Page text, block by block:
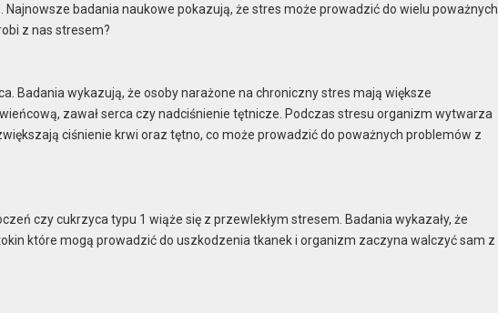
badania naukowe pokazują, że stres może prowadzić do wielu poważnych
z nas stresem?
Badania wykazują, że osoby narażone na chroniczny stres mają większe
zawał serca czy nadciśnienie tętnicze. Podczas stresu organizm wytwarza
ciśnienie krwi oraz tętno, co może prowadzić do poważnych problemów z
czy cukrzyca typu 1 wiąże się z przewlekłym stresem. Badania wykazały, że
które mogą prowadzić do uszkodzenia tkanek i organizm zaczyna walczyć sam z